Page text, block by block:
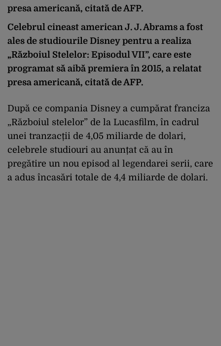
presa americană, citată de AFP.
Celebrul cineast american J. J. Abrams a fost
ales de studiourile Disney pentru a realiza
„Războiul Stelelor: Episodul VII”, care este
programat să aibă premiera în 2015, a relatat
presa americană, citată de AFP.
După ce compania Disney a cumpărat franciza
„Războiul stelelor” de la Lucasfilm, în cadrul
unei tranzacții de 4,05 miliarde de dolari,
celebrele studiouri au anunțat că au în
pregătire un nou episod al legendarei serii, care
a adus încasări totale de 4,4 miliarde de dolari.